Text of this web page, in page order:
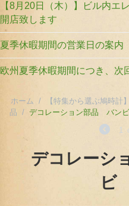
【8月20日（木）】ビル内エ
開店致します
夏季休暇期間の営業日の案内
欧州夏季休暇期間につき、次
ホーム / 【特集から選ぶ鳩時計】
品 / デコレーション部品 バン
1
デコレーシ
ビ